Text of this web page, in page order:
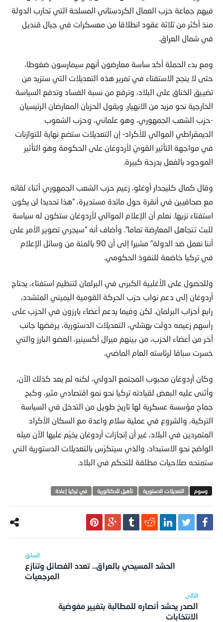
فيهم جماعة حزب العمال الكردستاني المسلحة التي تحارب الدولة
منذ أكثر من ثلاثة عقود انطلاقا من معسكرات في جبال قنديل
في شمال العراق.
ومع بدء الحملة أكد ساسة معارضون أنهم سيمارسون ضغوطا،
حتى لا ينجح الاستفتاء في تمرير هذه التعديلات التي ستزيد من
تضييق الخناق على البلاد، وترفع من نسبة الفساد وتدفع السياسة
الخارجية نحو مزيد من الانهيار. ويقول الحزبان المعارضان الرئيسيان
-حزب الشعب الجمهوري، وهو علماني، وحزب الشعوب
الديمقراطي الموالي للأكراد- إن التعديلات ستضع نهاية للتوازنات
في مواجهة التأثير القويّ لأردوغان على الحكومة وهو التأثير
الموجود بالفعل بدرجة كبيرة.
وقال كمال كليجدار أوغلو، زعيم حزب الشعب الجمهوري أثناء لقائه
مع صحافيين في أنقرة حول مائدة مستديرة، “هذا تحديدا لن يكون
استفتاء نزيها. نعلم أن الإعلام الموالي لأردوغان ستكون له سياسة
للبث تتجاهل المعارضة تماما”. وأضاف أنه “سيجري تصوير الأمر على
أننا نعمل ضد الدولة” مشيرا إلى أن 90 بالمئة من وسائل الإعلام
في تركيا خاضعة للنفوذ الحكومي.
وللحصول على الأغلبية الكبرى في البرلمان لتنظيم استفتاء، يحتاج
أردوغان إلى دعم نواب حزب الحركة القومية اليميني المتشدد،
رابع أحزاب البرلمان. لكن وفيما يدعم أعضاء بارزون في الحزب على
رأسهم زعيمه دولت بهشلي، التعديلات الدستورية، يرفضها جانب
آخر من أعضاء الحزب، من بينهم ميرال أكسينير، العضو البارز والتي
خسرت سباقا لرئاسته العام الماضي.
وكان أردوغان محبوب المجتمع الدولي، لكنه لم يعد كذلك الآن،
وأثنى عليه البعض لقيادته تركيا نحو نمو اقتصادي مثير، وكبح
جماح مؤسسة عسكرية لها تاريخ طويل من التدخل في السياسة
التركية، والشروع في عملية سلام واعدة مع السكان الأكراد
المتمردين في البلاد، غير أن إنجازات أردوغان يخيّم عليها الآن ميله
الواضح نحو الاستبداد، والذي سيتكرّس بالتعديلات الدستورية التي
ستمنحه صلاحيات مطلقة للتحكم في البلاد.
التعديلات الدستورية تأهيل للدكتاتورية في تركيا إعادة
الحشد المسيحي بالعراق.. تعدد الفصائل وتنازع
المرجعيات
الصدر يحشد أنصاره للمطالبة بتغيير مفوضية
الانتخابات